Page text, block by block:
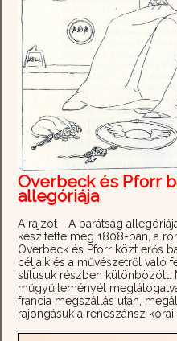
Overbeck és Pforr
allegóriája
A rajzot - A barátság
készítette még 1808-ban, a
Overbeck és Pforr közt erős
céljaik és a művészetről való
stílusuk részben különbözött.
műgyűjteményét
francia megszállás után,
rajongásuk a reneszánsz korai